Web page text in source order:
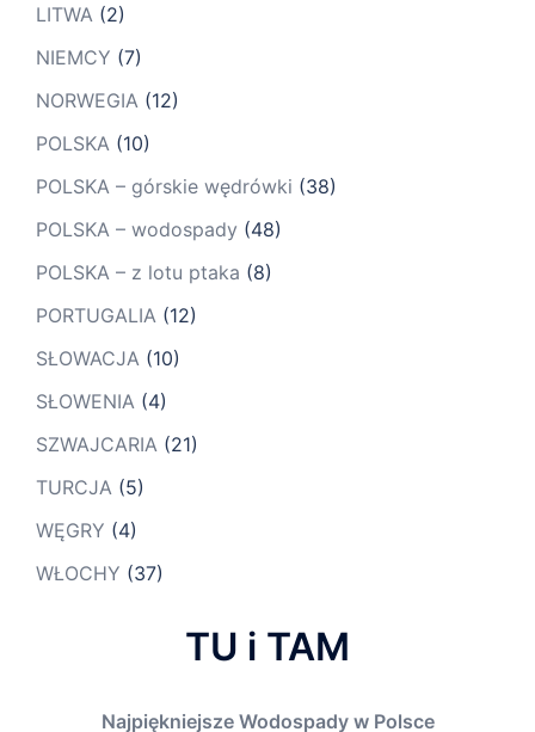
LITWA (2)
NIEMCY (7)
NORWEGIA (12)
POLSKA (10)
POLSKA – górskie wędrówki (38)
POLSKA – wodospady (48)
POLSKA – z lotu ptaka (8)
PORTUGALIA (12)
SŁOWACJA (10)
SŁOWENIA (4)
SZWAJCARIA (21)
TURCJA (5)
WĘGRY (4)
WŁOCHY (37)
TU i TAM
Najpiękniejsze Wodospady w Polsce